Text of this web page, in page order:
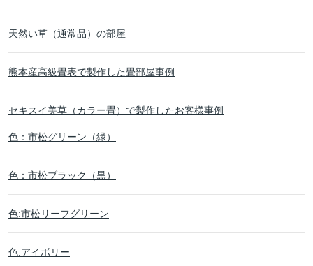
天然い草（通常品）の部屋
熊本産高級畳表で製作した畳部屋事例
セキスイ美草（カラー畳）で製作したお客様事例
色：市松グリーン（緑）
色：市松ブラック（黒）
色:市松リーフグリーン
色:アイボリー